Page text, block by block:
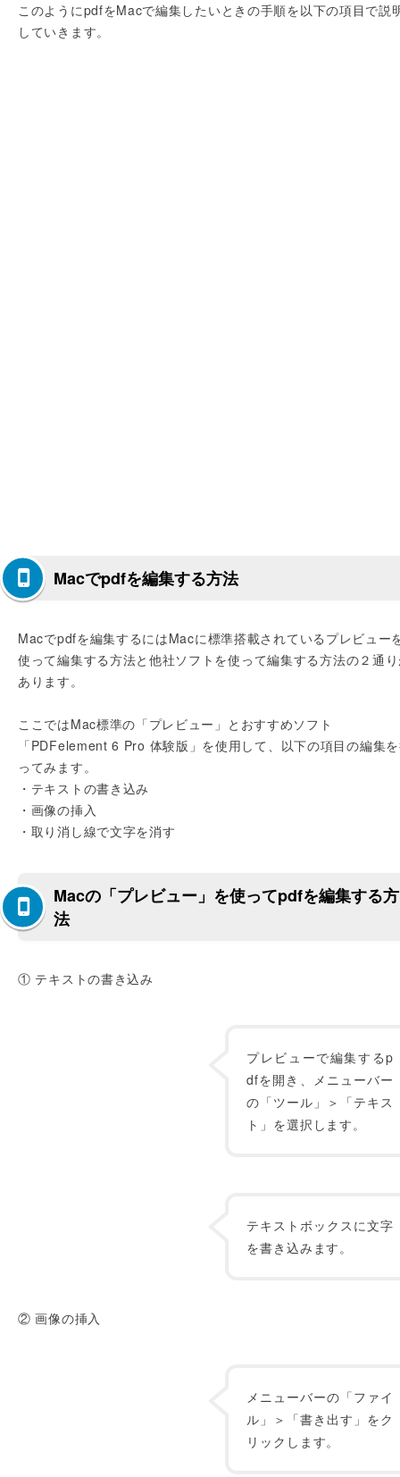
このようにpdfをMacで編集したいときの手順を以下の項目で説
していきます。
Macでpdfを編集する方法
Macでpdfを編集するにはMacに標準搭載されているプレビュー
使って編集する方法と他社ソフトを使って編集する方法の２通
あります。
ここではMac標準の「プレビュー」とおすすめソフト
「PDFelement 6 Pro 体験版」を使用して、以下の項目の編集
ってみます。
・テキストの書き込み
・画像の挿入
・取り消し線で文字を消す
Macの「プレビュー」を使ってpdfを編集する方
法
① テキストの書き込み
プレビューで編集するp
dfを開き、メニューバー
の「ツール」＞「テキス
ト」を選択します。
テキストボックスに文字
を書き込みます。
② 画像の挿入
メニューバーの「ファイ
ル」＞「書き出す」をク
リックします。